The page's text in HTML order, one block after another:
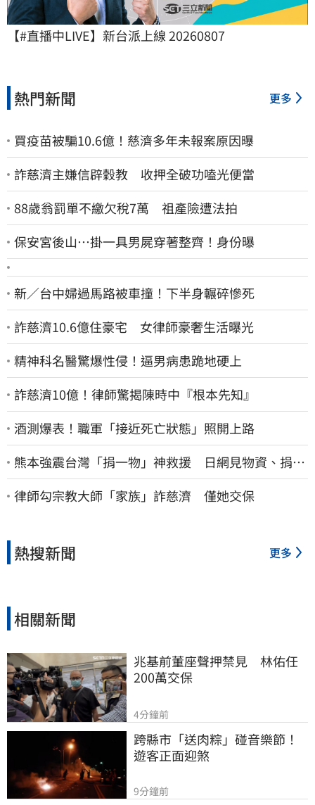
【#直播中LIVE】新台派上線 20260807
熱門新聞 更多
買疫苗被騙10.6億！慈濟多年未報案原因曝
詐慈濟主嫌信辟穀教 收押全破功嗑光便當
88歲翁罰單不繳欠稅7萬 祖產險遭法拍
保安宮後山…掛一具男屍穿著整齊！身份曝
新／台中婦過馬路被車撞！下半身輾碎慘死
詐慈濟10.6億住豪宅 女律師豪奢生活曝光
精神科名醫驚爆性侵！逼男病患跪地硬上
詐慈濟10億！律師驚揭陳時中『根本先知』
酒測爆表！職軍「接近死亡狀態」照開上路
熊本強震台灣「捐一物」神救援 日網見物資、捐款
喊：給台灣統治算了
律師勾宗教大師「家族」詐慈濟 僅她交保
熱搜新聞 更多
相關新聞
兆基前董座聲押禁見　林佑任
200萬交保
4分鐘前
跨縣市「送肉粽」碰音樂節！
遊客正面迎煞
9分鐘前